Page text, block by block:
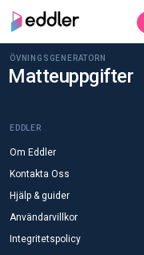
ÖVNINGSGENERATORN
Matteuppgifter
EDDLER
Om Eddler
Kontakta Oss
Hjälp & guider
Användarvillkor
Integritetspolicy